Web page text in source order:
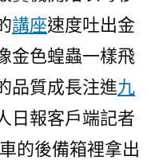
講座速度吐出金
金色蝗蟲一樣飛
品質成長注進九
日報客戶端記者
的後備箱裡拿出